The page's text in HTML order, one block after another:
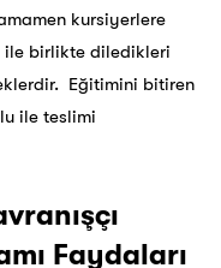
kursiyerlere
ile birlikte diledikleri
Eğitimini bitiren
ile teslimi
Faydaları